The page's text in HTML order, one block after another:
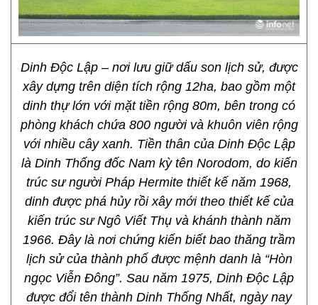
Dinh Độc Lập – nơi lưu giữ dấu son lịch sử, được
xây dựng trên diện tích rộng 12ha, bao gồm một
dinh thự lớn với mặt tiền rộng 80m, bên trong có
phòng khách chứa 800 người và khuôn viên rộng
với nhiều cây xanh. Tiền thân của Dinh Độc Lập
là Dinh Thống đốc Nam kỳ tên Norodom, do kiến
trúc sư người Pháp Hermite thiết kế năm 1968,
dinh được phá hủy rồi xây mới theo thiết kế của
kiến trúc sư Ngô Viết Thụ và khánh thành năm
1966. Đây là nơi chứng kiến biết bao thăng trầm
lịch sử của thành phố được mệnh danh là “Hòn
ngọc Viễn Đông”. Sau năm 1975, Dinh Độc Lập
được đổi tên thành Dinh Thống Nhất, ngày nay